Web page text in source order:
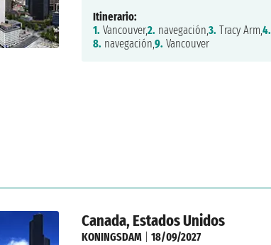
Itinerario:
1. Vancouver,2. navegación,3. Tracy Arm,4.
8. navegación,9. Vancouver
Canada, Estados Unidos
KONINGSDAM| 18/09/2027